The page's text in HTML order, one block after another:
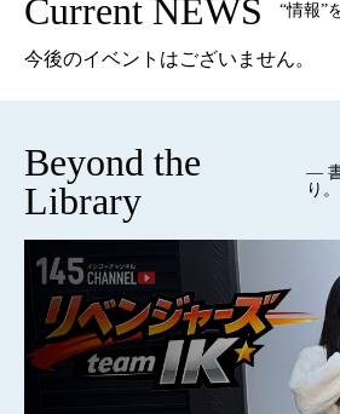
Current NEWS “情報”
今後のイベントはございません。
Beyond the
Library
—
り。